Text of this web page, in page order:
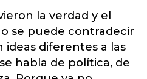
la verdad y el
se puede contradecir
ideas diferentes a las
habla de política, de